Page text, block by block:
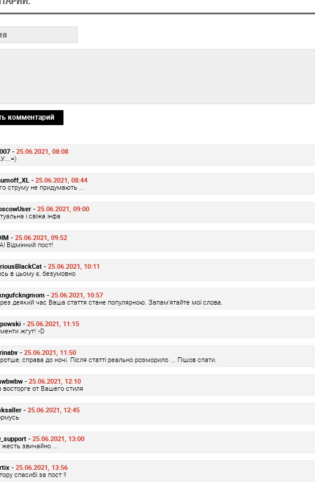
комментарий
- 25.06.2021, 08:08
-25.06.2021, 08:44
струму не придумають ...
-25.06.2021, 09:00
і свіжа інфа
- 25.06.2021, 09:52
Відмінний пост!
- 25.06.2021, 10:11
в цьому є, безумовно
-25.06.2021, 10:57
деякий час Ваша стаття стане популярною. Запам'ятайте мої слова.
- 25.06.2021, 11:15
жгут! :-D
-25.06.2021, 11:50
справа до ночі. Після статті реально розморило ... Пішов спати.
- 25.06.2021, 12:10
восторге от Вашего стиля
-25.06.2021, 12:45
- 25.06.2021, 13:00
звичайно ...
- 25.06.2021, 13:56
спасибі за пост !!